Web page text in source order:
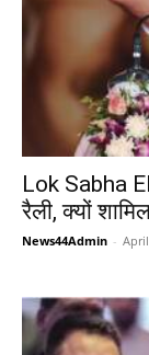
Lok Sabha
रैली, क्यों
News44Admin -